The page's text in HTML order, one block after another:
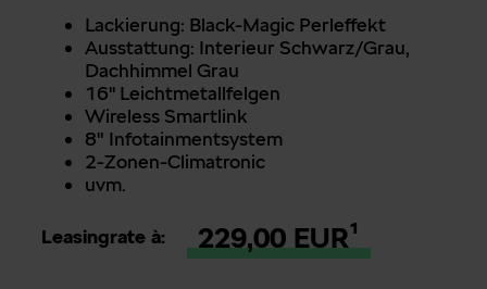
Lackierung: Black-Magic Perleffekt
Ausstattung: Interieur Schwarz/Grau,
Dachhimmel Grau
16'' Leichtmetallfelgen
Wireless Smartlink
8" Infotainmentsystem
2-Zonen-Climatronic
uvm.
Leasingrate à: 229,00 EUR¹